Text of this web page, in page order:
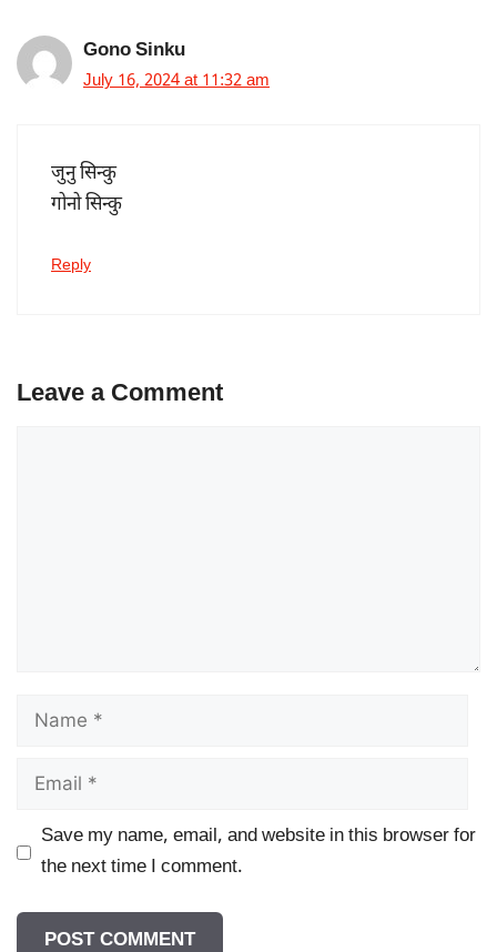
Gono Sinku
July 16, 2024 at 11:32 am
जुनु सिन्कु
गोनो सिन्कु
Reply
Leave a Comment
Name
Email
Save my name, email, and website in this browser for
the next time I comment.